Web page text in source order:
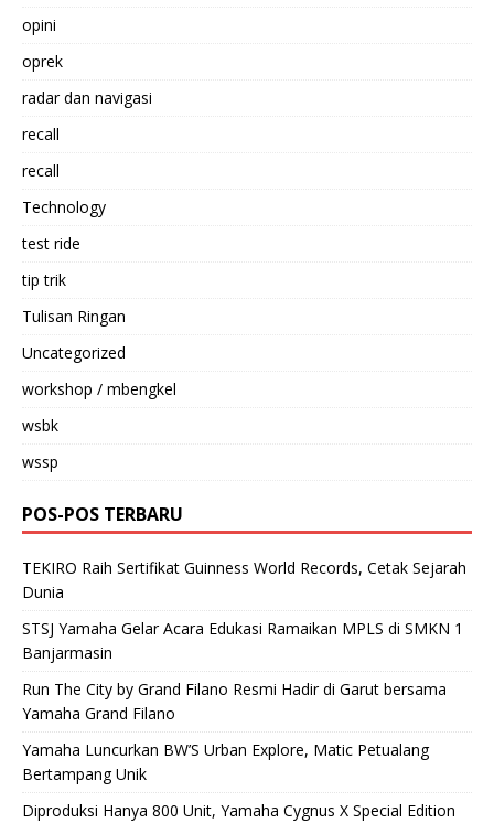
opini
oprek
radar dan navigasi
recall
recall
Technology
test ride
tip trik
Tulisan Ringan
Uncategorized
workshop / mbengkel
wsbk
wssp
POS-POS TERBARU
TEKIRO Raih Sertifikat Guinness World Records, Cetak Sejarah
Dunia
STSJ Yamaha Gelar Acara Edukasi Ramaikan MPLS di SMKN 1
Banjarmasin
Run The City by Grand Filano Resmi Hadir di Garut bersama
Yamaha Grand Filano
Yamaha Luncurkan BW’S Urban Explore, Matic Petualang
Bertampang Unik
Diproduksi Hanya 800 Unit, Yamaha Cygnus X Special Edition